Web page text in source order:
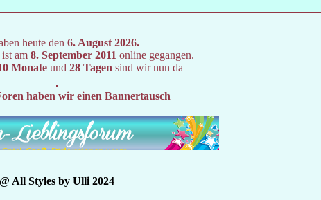
heute den 6. August 2026.
am 8. September 2011 online gegangen.
Monate und 28 Tagen sind wir nun da
haben wir einen Bannertausch
@ All Styles by Ulli 2024